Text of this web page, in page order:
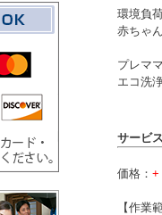
環境負
赤ちゃ
プレマ
エコ洗
サービ
価格： +
【作業